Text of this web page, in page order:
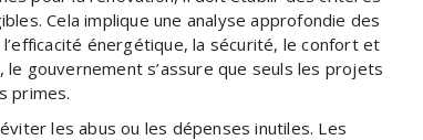
Cela implique une analyse approfondie des
énergétique, la sécurité, le confort et
gouvernement s’assure que seuls les projets
primes.
les abus ou les dépenses inutiles. Les